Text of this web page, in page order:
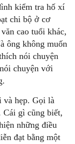
kiểm tra hố xí
chi bộ ở cơ
cao tuổi khác,
ông không muốn
nói chuyện
chuyện với
và hẹp. Gọi là
gì cũng biết,
những điều
đạt bằng một